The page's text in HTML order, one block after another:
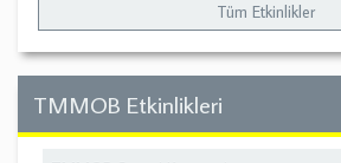
Tüm Etkinlikler
TMMOB Etkinlikleri